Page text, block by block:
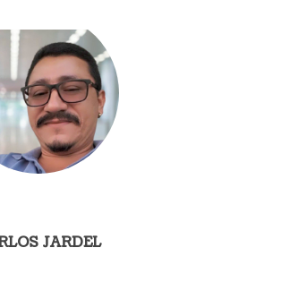
JARDEL